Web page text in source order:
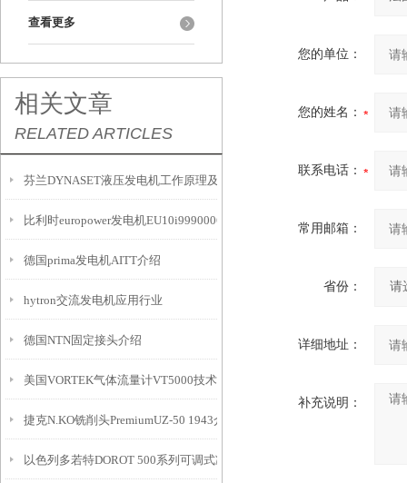
查看更多
相关文章
RELATED ARTICLES
芬兰DYNASET液压发电机工作原理及应用
比利时europower发电机EU10i999000601介绍
德国prima发电机AITT介绍
hytron交流发电机应用行业
德国NTN固定接头介绍
美国VORTEK气体流量计VT5000技术文章
捷克N.KO铣削头PremiumUZ-50 1943介绍
以色列多若特DOROT 500系列可调式减压阀工作原理
您的单位：
您的姓名：
联系电话：
常用邮箱：
省份：
详细地址：
补充说明：